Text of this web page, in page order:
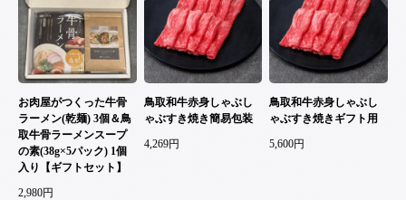
お肉屋がつくった牛骨
ラーメン(乾麺) 3個＆鳥
取牛骨ラーメンスープ
の素(38g×5パック) 1個
入り【ギフトセット】
2,980円
鳥取和牛赤身しゃぶし
ゃぶすき焼き簡易包装
4,269円
鳥取和牛赤身しゃぶし
ゃぶすき焼きギフト用
5,600円